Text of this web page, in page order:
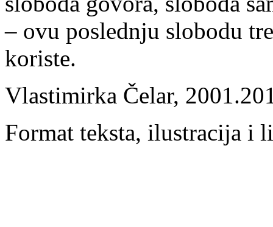
– ovu poslednju slobodu
koriste.
Vlastimirka Čelar,
Format teksta, ilustracija i